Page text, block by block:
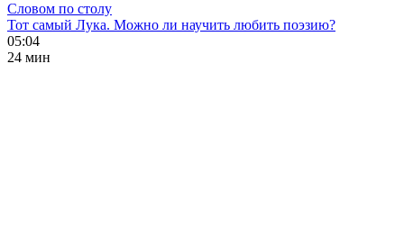
Словом по столу
Тот самый Лука. Можно ли научить любить поэзию?
05:04
24 мин